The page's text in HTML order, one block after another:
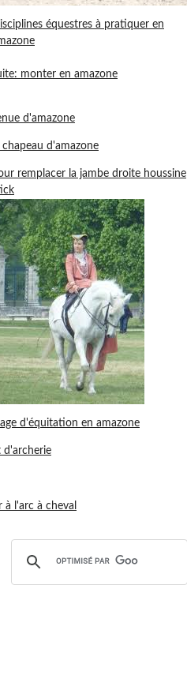
équestres à pratiquer en
monter en amazone
d'amazone
chapeau d'amazone
remplacer la jambe droite houssine
d'équitation en amazone
d'archerie
à l'arc à cheval